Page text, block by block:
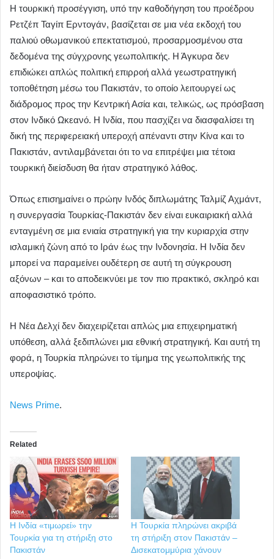
Η τουρκική προσέγγιση, υπό την καθοδήγηση του προέδρου
Ρετζέπ Ταγίπ Ερντογάν, βασίζεται σε μια νέα εκδοχή του
παλιού οθωμανικού επεκτατισμού, προσαρμοσμένου στα
δεδομένα της σύγχρονης γεωπολιτικής. Η Άγκυρα δεν
επιδιώκει απλώς πολιτική επιρροή αλλά γεωστρατηγική
τοποθέτηση μέσω του Πακιστάν, το οποίο λειτουργεί ως
διάδρομος προς την Κεντρική Ασία και, τελικώς, ως πρόσβαση
στον Ινδικό Ωκεανό. Η Ινδία, που πασχίζει να διασφαλίσει τη
δική της περιφερειακή υπεροχή απέναντι στην Κίνα και το
Πακιστάν, αντιλαμβάνεται ότι το να επιτρέψει μια τέτοια
τουρκική διείσδυση θα ήταν στρατηγικό λάθος.
Όπως επισημαίνει ο πρώην Ινδός διπλωμάτης Ταλμίζ Αχμάντ,
η συνεργασία Τουρκίας-Πακιστάν δεν είναι ευκαιριακή αλλά
ενταγμένη σε μια ενιαία στρατηγική για την κυριαρχία στην
ισλαμική ζώνη από το Ιράν έως την Ινδονησία. Η Ινδία δεν
μπορεί να παραμείνει ουδέτερη σε αυτή τη σύγκρουση
αξόνων – και το αποδεικνύει με τον πιο πρακτικό, σκληρό και
αποφασιστικό τρόπο.
Η Νέα Δελχί δεν διαχειρίζεται απλώς μια επιχειρηματική
υπόθεση, αλλά ξεδιπλώνει μια εθνική στρατηγική. Και αυτή τη
φορά, η Τουρκία πληρώνει το τίμημα της γεωπολιτικής της
υπεροψίας.
News Prime.
Related
Η Ινδία «τιμωρεί» την
Τουρκία για τη στήριξη στο
Πακιστάν
Η Τουρκία πληρώνει ακριβά
τη στήριξη στον Πακιστάν –
Δισεκατομμύρια χάνουν